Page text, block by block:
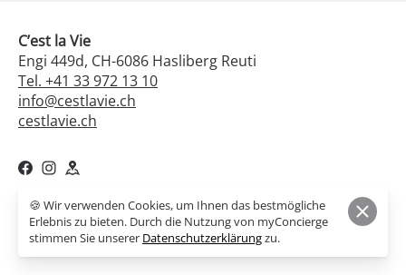
C’est la Vie
Engi 449d, CH-6086 Hasliberg Reuti
Tel. +41 33 972 13 10
info@cestlavie.ch
cestlavie.ch
© 2026,C’est la Vie
Powered by myConcierge
🍪 Wir verwenden Cookies, um Ihnen das bestmögliche
Erlebnis zu bieten. Durch die Nutzung von myConcierge
stimmen Sie unserer Datenschutzerklärungzu.